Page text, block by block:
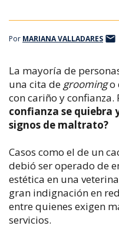
Por MARIANA VALLADARES
La mayoría de
una cita de groomingo
con cariño y confianza.
confianza se quiebra
signos de maltrato?
Casos como el de un
debió ser operado de
estética en una
gran indignación en
entre quienes exigen
servicios.